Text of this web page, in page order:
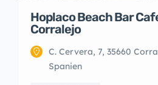
Hoplaco Beach Bar
Corralejo
C. Cervera, 7, 35660
Spanien